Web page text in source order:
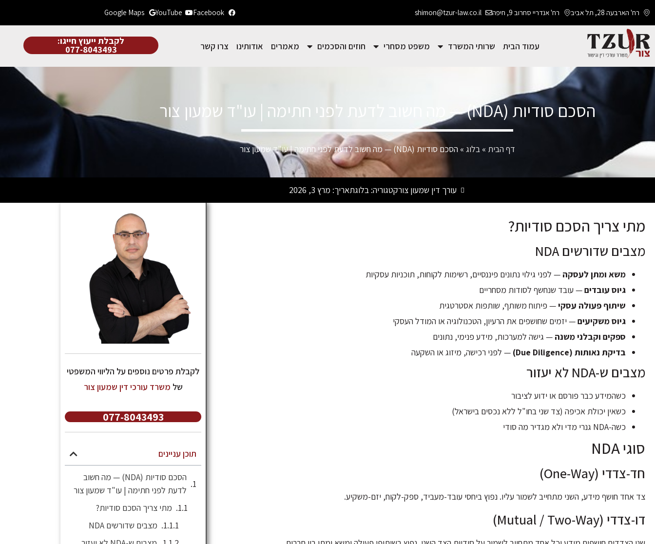
רח' הארבעה 28, תל אביב רח' אנדריי סחרוב 9, חיפה shimon@tzur-law.co.il
Facebook
YouTube
Google Maps
עמוד הבית שרותי המשרד משפט מסחרי חוזים והסכמים מאמרים אודותינו צרו קשר לקבלת ייעוץ חייגו:
077-8043493
הסכם סודיות (NDA) — מה חשוב לדעת לפני חתימה | עו"ד שמעון צור
דף הבית »בלוג »הסכם סודיות (NDA) — מה חשוב לדעת לפני חתימה | עו"ד שמעון צור
עורך דין שמעון צורקטגוריה:בלוגתאריך: מרץ 3, 2026
מתי צריך הסכם סודיות?
מצבים שדורשים NDA
משא ומתן לעסקה — לפני גילוי נתונים פיננסיים, רשימות לקוחות, תוכניות עסקיות
גיוס עובדים— עובד שנחשף לסודות מסחריים
שיתוף פעולה עסקי— פיתוח משותף, שותפות אסטרטגית
גיוס משקיעים— יזמים שחושפים את הרעיון, הטכנולוגיה או המודל העסקי
ספקים וקבלני משנה — גישה למערכות, מידע פנימי, נתונים
בדיקת נאותות (Due Diligence)
— לפני רכישה, מיזוג או השקעה
מצבים ש-NDA לא יעזור
כשהמידע כבר פורסם או ידוע לציבור
כשאין יכולת אכיפה (צד שני בחו"ל ללא נכסים בישראל)
כשה-NDA גנרי מדי ולא מגדיר מה סודי
סוגי NDA
חד-צדדי (One-Way)
צד אחד חושף מידע, השני מתחייב לשמור עליו. נפוץ ביחסי עובד-מעביד, ספק-לקוח, יזם-משקיע.
דו-צדדי (Mutual / Two-Way)
לקבלת פרטים נוספים על הליווי המשפטי
של משרד עורכי דין שמעון צור
077-8043493
תוכן עניינים
הסכם סודיות (NDA) — מה חשוב
לדעת לפני חתימה | עו"ד שמעון צור
מתי צריך הסכם סודיות?
מצבים שדורשים NDA